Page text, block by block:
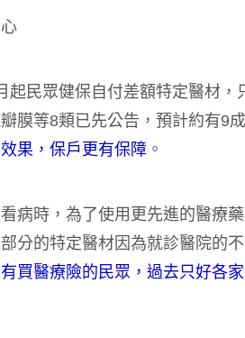
起民眾健保自付差額特定醫材
膜等8類已先公告，預計約有9
果，保戶更有保障 。
病時，為了使用更先進的醫療
分的特定醫材因為就診醫院的
買醫療險的民眾，過去只好各